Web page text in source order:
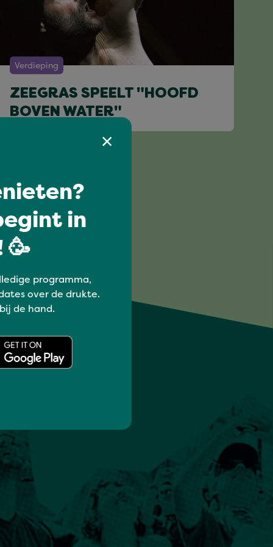
Verdieping
ZEEGRAS SPEELT "HOOFD
BOVEN WATER"
in
🥳
programma,
over de drukte.
de hand.